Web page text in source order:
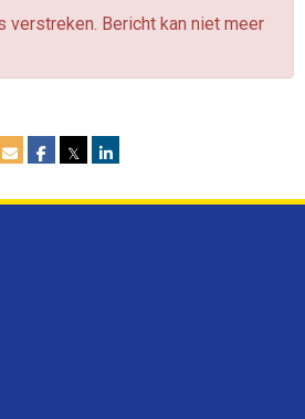
verstreken. Bericht kan niet meer
𝕏